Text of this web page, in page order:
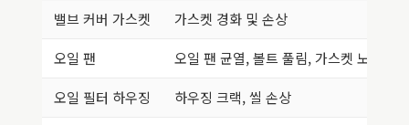
밸브 커버 가스켓 가스켓 경화 및 손상
오일 팬 오일 팬 균열, 볼트 풀림, 가스켓 노후화
오일 필터 하우징 하우징 크랙, 씰 손상